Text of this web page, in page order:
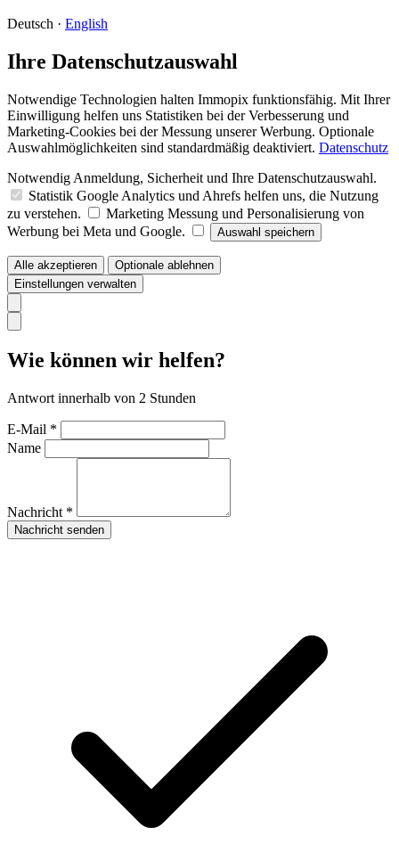
Deutsch · English
Ihre Datenschutzauswahl
Notwendige Technologien halten Immopix funktionsfähig. Mit Ihrer
Einwilligung helfen uns Statistiken bei der Verbesserung und
Marketing-Cookies bei der Messung unserer Werbung. Optionale
Auswahlmöglichkeiten sind standardmäßig deaktiviert. Datenschutz
Notwendig Anmeldung, Sicherheit und Ihre Datenschutzauswahl.
Statistik Google Analytics und Ahrefs helfen uns, die Nutzung
zu verstehen.
Marketing Messung und Personalisierung von
Werbung bei Meta und Google.
Auswahl speichern
Alle akzeptieren
Optionale ablehnen
Einstellungen verwalten
Wie können wir helfen?
Antwort innerhalb von 2 Stunden
E-Mail *
Name
Nachricht *
Nachricht senden